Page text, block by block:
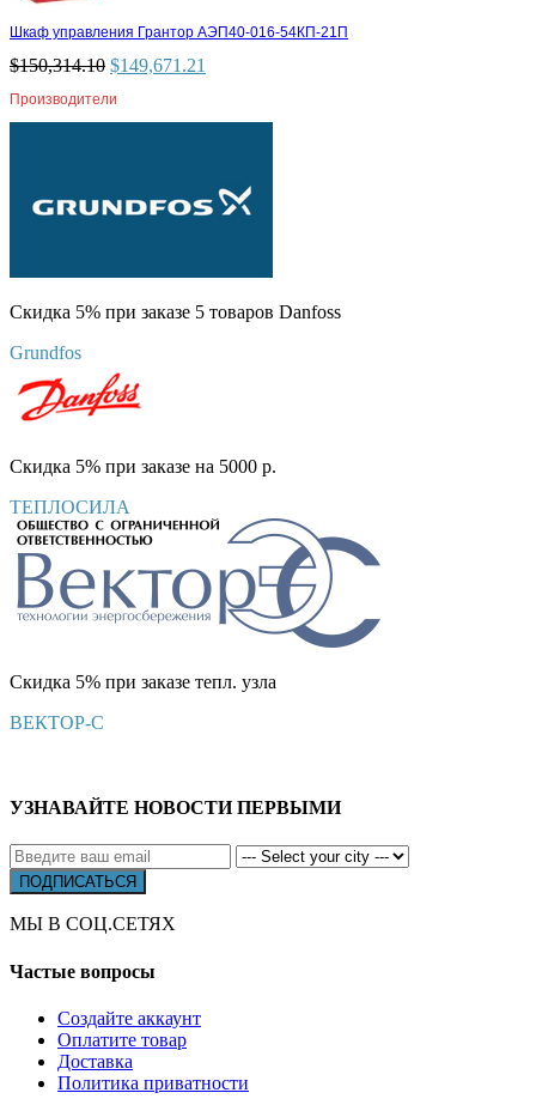
Шкаф управления Грантор АЭП40-016-54КП-21П
$150,314.10 $149,671.21
Производители
Скидка 5% при заказе 5 товаров Danfoss
Grundfos
Скидка 5% при заказе на 5000 р.
ТЕПЛОСИЛА
Скидка 5% при заказе тепл. узла
ВЕКТОР-С
УЗНАВАЙТЕ НОВОСТИ ПЕРВЫМИ
МЫ В СОЦ.СЕТЯХ
Частые вопросы
Создайте аккаунт
Оплатите товар
Доставка
Политика приватности